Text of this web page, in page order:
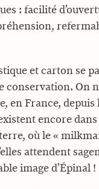
: facilité
et carton se
conservation. On
en France, depuis
encore
où le «
attendent
image d’Épinal !